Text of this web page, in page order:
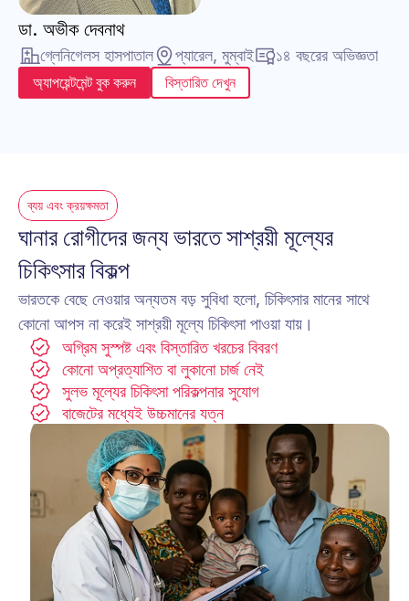
ডা. অভীক দেবনাথ
গ্লেনিগেলস হাসপাতাল প্যারেল, মুম্বাই ১৪ বছরের অভিজ্ঞতা
অ্যাপয়েন্টমেন্ট বুক করুন বিস্তারিত দেখুন
ব্যয় এবং ক্রয়ক্ষমতা
ঘানার রোগীদের জন্য ভারতে সাশ্রয়ী মূল্যের
চিকিৎসার বিকল্প
ভারতকে বেছে নেওয়ার অন্যতম বড় সুবিধা হলো, চিকিৎসার মানের সাথে
কোনো আপস না করেই সাশ্রয়ী মূল্যে চিকিৎসা পাওয়া যায়।
অগ্রিম সুস্পষ্ট এবং বিস্তারিত খরচের বিবরণ
কোনো অপ্রত্যাশিত বা লুকানো চার্জ নেই
সুলভ মূল্যের চিকিৎসা পরিকল্পনার সুযোগ
বাজেটের মধ্যেই উচ্চমানের যত্ন